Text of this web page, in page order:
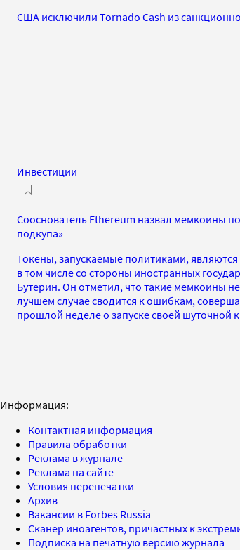
США исключили Tornado Cash из
Инвестиции
Сооснователь Ethereum назвал мемкоины
подкупа»
Токены, запускаемые политиками,
в том числе со стороны иностранных
Бутерин. Он отметил, что такие мемкоины
лучшем случае сводится к ошибкам,
прошлой неделе о запуске своей шуточной
Информация:
Контактная информация
Правила обработки
Реклама в журнале
Реклама на сайте
Условия перепечатки
Архив
Вакансии в Forbes Russia
Сканер иноагентов, причастных к
Подписка на печатную версию журнала